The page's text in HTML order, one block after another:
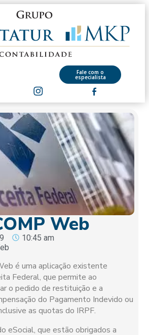
Fale com o
especialista
Web
10:45 am
é uma aplicação existente
Federal, que permite ao
o pedido de restituição e a
do Pagamento Indevido ou
as quotas do IRPF.
eSocial, que estão obrigados a